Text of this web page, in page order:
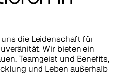
die Leidenschaft für
Wir bieten ein
Teamgeist und Benefits,
und Leben außerhalb